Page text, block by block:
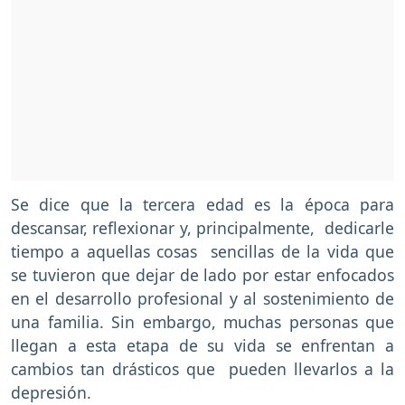
Se dice que la tercera edad es la época para
descansar, reflexionar y, principalmente, dedicarle
tiempo a aquellas cosas sencillas de la vida que
se tuvieron que dejar de lado por estar enfocados
en el desarrollo profesional y al sostenimiento de
una familia. Sin embargo, muchas personas que
llegan a esta etapa de su vida se enfrentan a
cambios tan drásticos que pueden llevarlos a la
depresión.